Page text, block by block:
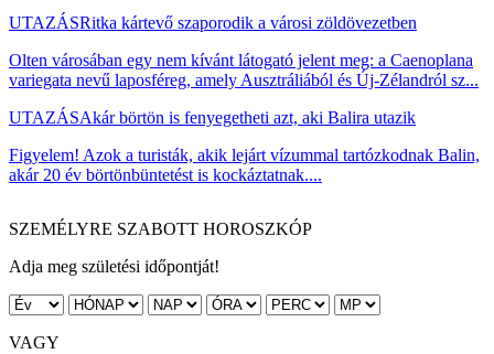
UTAZÁSRitka kártevő szaporodik a városi zöldövezetben
Olten városában egy nem kívánt látogató jelent meg: a Caenoplana
variegata nevű laposféreg, amely Ausztráliából és Új-Zélandról sz...
UTAZÁSAkár börtön is fenyegetheti azt, aki Balira utazik
Figyelem! Azok a turisták, akik lejárt vízummal tartózkodnak Balin,
akár 20 év börtönbüntetést is kockáztatnak....
SZEMÉLYRE SZABOTT HOROSZKÓP
Adja meg születési időpontját!
VAGY